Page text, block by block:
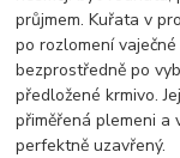
průjmem. Kuřata v
po rozlomení
bezprostředně po
předložené krmivo.
přiměřená plemeni a
perfektně uzavřený.